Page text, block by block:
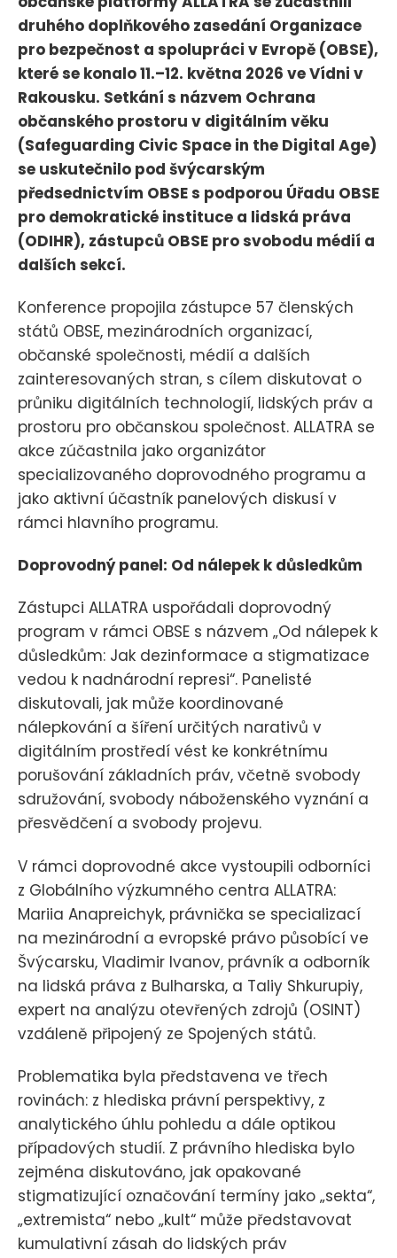
druhého doplňkového zasedání Organizace
pro bezpečnost a spolupráci v Evropě (OBSE),
které se konalo 11.–12. května 2026 ve Vídni v
Rakousku. Setkání s názvem Ochrana
občanského prostoru v digitálním věku
(Safeguarding Civic Space in the Digital Age)
se uskutečnilo pod švýcarským
předsednictvím OBSE s podporou Úřadu OBSE
pro demokratické instituce a lidská práva
(ODIHR), zástupců OBSE pro svobodu médií a
dalších sekcí.
Konference propojila zástupce 57 členských
států OBSE, mezinárodních organizací,
občanské společnosti, médií a dalších
zainteresovaných stran, s cílem diskutovat o
průniku digitálních technologií, lidských práv a
prostoru pro občanskou společnost. ALLATRA se
akce zúčastnila jako organizátor
specializovaného doprovodného programu a
jako aktivní účastník panelových diskusí v
rámci hlavního programu.
Doprovodný panel: Od nálepek k důsledkům
Zástupci ALLATRA uspořádali doprovodný
program v rámci OBSE s názvem „Od nálepek k
důsledkům: Jak dezinformace a stigmatizace
vedou k nadnárodní represi“. Panelisté
diskutovali, jak může koordinované
nálepkování a šíření určitých narativů v
digitálním prostředí vést ke konkrétnímu
porušování základních práv, včetně svobody
sdružování, svobody náboženského vyznání a
přesvědčení a svobody projevu.
V rámci doprovodné akce vystoupili odborníci
z Globálního výzkumného centra ALLATRA:
Mariia Anapreichyk, právnička se specializací
na mezinárodní a evropské právo působící ve
Švýcarsku, Vladimir Ivanov, právník a odborník
na lidská práva z Bulharska, a Taliy Shkurupiy,
expert na analýzu otevřených zdrojů (OSINT)
vzdáleně připojený ze Spojených států.
Problematika byla představena ve třech
rovinách: z hlediska právní perspektivy, z
analytického úhlu pohledu a dále optikou
případových studií. Z právního hlediska bylo
zejména diskutováno, jak opakované
stigmatizující označování termíny jako „sekta“,
„extremista“ nebo „kult“ může představovat
kumulativní zásah do lidských práv